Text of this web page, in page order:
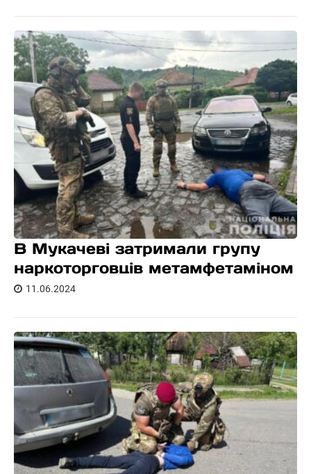
В Мукачеві затримали групу
наркоторговців метамфетаміном
11.06.2024